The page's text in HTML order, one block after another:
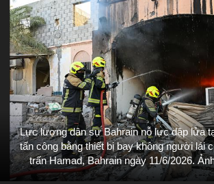
Lực lượng dân sự Bahrain nỗ lực dập lửa
tấn công bằng thiết bị bay không người lái
trấn Hamad, Bahrain ngày 11/6/2026.